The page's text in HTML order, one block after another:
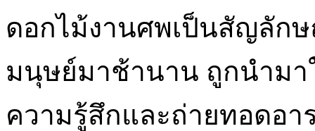
ดอกไม้งานศพเป็นสัญลัก
มนุษย์มาช้านาน ถูกนำมา
ความรู้สึกและถ่ายทอดอ